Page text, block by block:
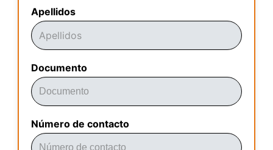
Apellidos
Documento
Número de contacto